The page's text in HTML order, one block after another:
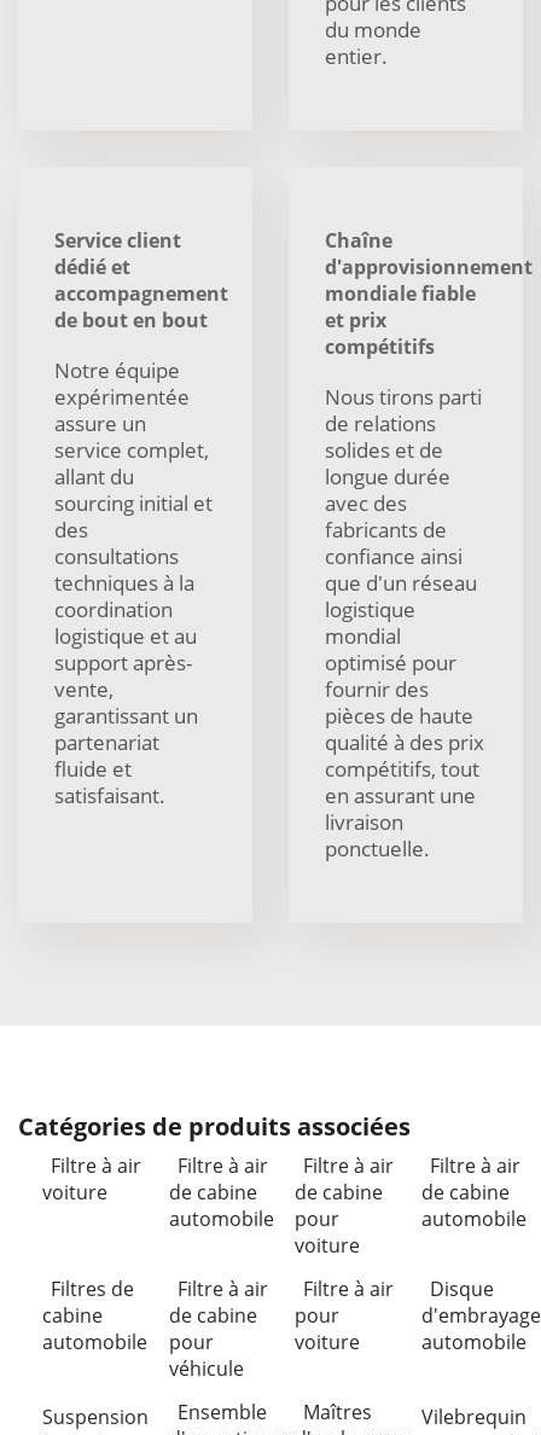
du monde
entier.
Service client
dédié et
accompagnement
de bout en bout
Notre équipe
expérimentée
assure un
service complet,
allant du
sourcing initial et
des
consultations
techniques à la
coordination
logistique et au
support après-
vente,
garantissant un
partenariat
fluide et
satisfaisant.
Chaîne
d'approvisionnement
mondiale fiable
et prix
compétitifs
Nous tirons parti
de relations
solides et de
longue durée
avec des
fabricants de
confiance ainsi
que d'un réseau
logistique
mondial
optimisé pour
fournir des
pièces de haute
qualité à des prix
compétitifs, tout
en assurant une
livraison
ponctuelle.
Catégories de produits associées
Filtre à air
voiture
Filtre à air
de cabine
automobile
Filtre à air
de cabine
pour
voiture
Filtre à air
de cabine
automobile
Filtres de
cabine
automobile
Filtre à air
de cabine
pour
véhicule
Filtre à air
pour
voiture
Disque
d'embrayage
automobile
Suspension
Ensemble
Maîtres
Vilebrequin